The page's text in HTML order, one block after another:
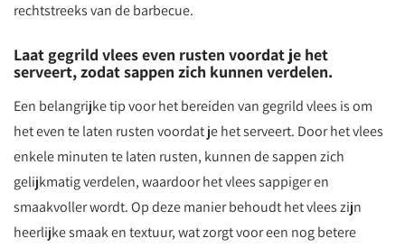
rechtstreeks van de barbecue.
Laat gegrild vlees even rusten voordat je het
serveert, zodat sappen zich kunnen verdelen.
Een belangrijke tip voor het bereiden van gegrild vlees is om
het even te laten rusten voordat je het serveert. Door het vlees
enkele minuten te laten rusten, kunnen de sappen zich
gelijkmatig verdelen, waardoor het vlees sappiger en
smaakvoller wordt. Op deze manier behoudt het vlees zijn
heerlijke smaak en textuur, wat zorgt voor een nog betere